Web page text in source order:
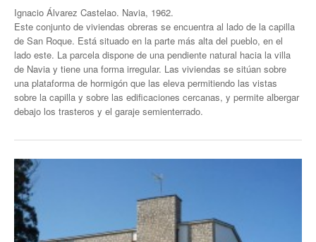
Ignacio Álvarez Castelao. Navia, 1962.
Este conjunto de viviendas obreras se encuentra al lado de la capilla
de San Roque. Está situado en la parte más alta del pueblo, en el
lado este. La parcela dispone de una pendiente natural hacia la villa
de Navia y tiene una forma irregular. Las viviendas se sitúan sobre
una plataforma de hormigón que las eleva permitiendo las vistas
sobre la capilla y sobre las edificaciones cercanas, y permite albergar
debajo los trasteros y el garaje semienterrado.